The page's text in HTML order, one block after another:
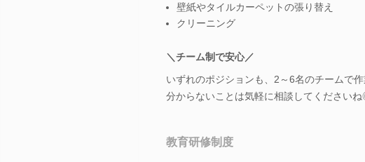
壁紙やタイルカーペットの張り替え
クリーニング
＼チーム制で安心／
いずれのポジションも、2～6名のチームで作
分からないことは気軽に相談してください
教育研修制度